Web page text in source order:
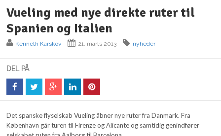
Vueling med nye direkte ruter til
Spanien og Italien
Kenneth Karskov 21. marts 2013 nyheder
DEL PÅ
Det spanske flyselskab Vueling åbner nye ruter fra Danmark. Fra
København går turen til Firenze og Alicante og samtidig genindfører